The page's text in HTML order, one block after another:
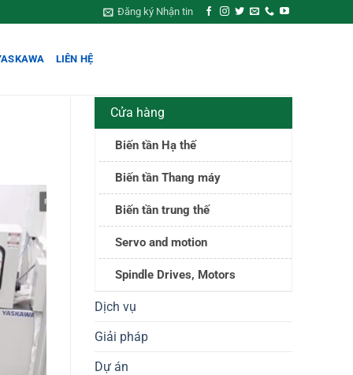
Đăng ký Nhận tin
LIÊN HỆ
Cửa hàng
Biến tần Hạ thế
Biến tần Thang máy
Biến tần trung thế
Servo and motion
Spindle Drives, Motors
Dịch vụ
Giải pháp
Dự án